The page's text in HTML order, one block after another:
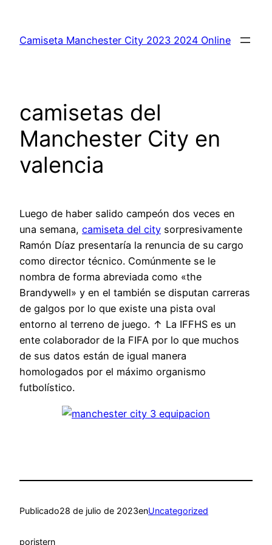
contenido
Camiseta Manchester City 2023 2024 Online
camisetas del
Manchester City en
valencia
Luego de haber salido campeón dos veces en
una semana, camiseta del city sorpresivamente
Ramón Díaz presentaría la renuncia de su cargo
como director técnico. Comúnmente se le
nombra de forma abreviada como «the
Brandywell» y en el también se disputan carreras
de galgos por lo que existe una pista oval
entorno al terreno de juego. ↑ La IFFHS es un
ente colaborador de la FIFA por lo que muchos
de sus datos están de igual manera
homologados por el máximo organismo
futbolístico.
Publicado28 de julio de 2023enUncategorized
poristern